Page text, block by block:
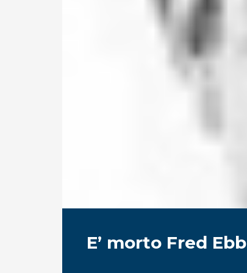
E’ morto Fred Ebb